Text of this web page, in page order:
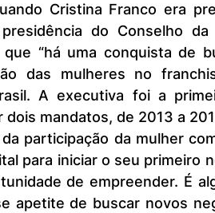
Cristina Franco era
do Conselho
“há uma conquista de
das mulheres no
A executiva foi a
mandatos, de 2013 a
para iniciar o seu primeiro
de empreender. É
apetite de buscar novos